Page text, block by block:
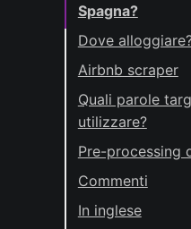
Spagna?
Dove
Airbnb scraper
Quali parole
utilizzare?
Pre-processing
Commenti
In inglese